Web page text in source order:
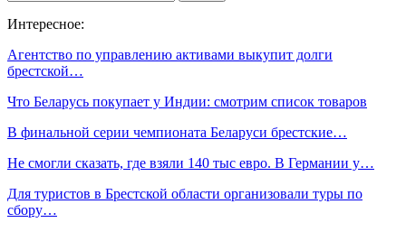
Интересное:
Агентство по управлению активами выкупит долги
брестской…
Что Беларусь покупает у Индии: смотрим список товаров
В финальной серии чемпионата Беларуси брестские…
Не смогли сказать, где взяли 140 тыс евро. В Германии у…
Для туристов в Брестской области организовали туры по
сбору…